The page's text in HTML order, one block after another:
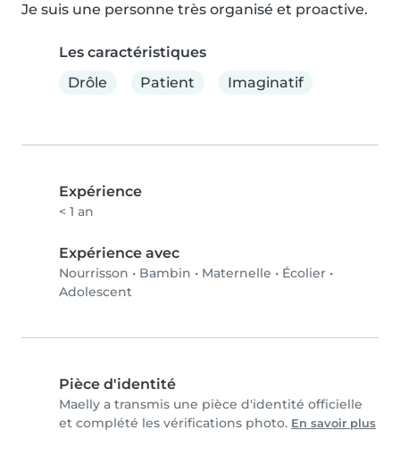
Je suis une personne très organisé et proactive.
Les caractéristiques
Drôle
Patient Imaginatif
Expérience
< 1 an
Expérience avec
Nourrisson • Bambin • Maternelle • Écolier •
Adolescent
Pièce d'identité
Maelly a transmis une pièce d'identité officielle
et complété les vérifications photo. En savoir plus